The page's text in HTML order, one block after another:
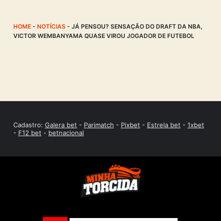
HOME- NOTÍCIAS- JÁ PENSOU? SENSAÇÃO DO DRAFT DA NBA,
VICTOR WEMBANYAMA QUASE VIROU JOGADOR DE FUTEBOL
Cadastro: Galera bet - Parimatch - Pixbet - Estrela bet - 1xbet
- F12 bet - betnacional